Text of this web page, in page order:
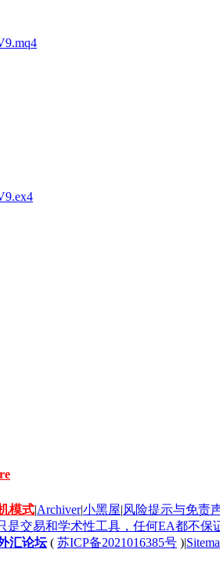
模式|Archiver|小黑屋|风险提示与免责
是交易和学术性工具，任何EA都不
汇论坛( 苏ICP备2021016385号 )|